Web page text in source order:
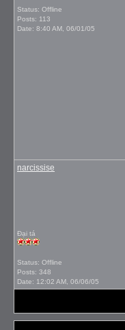
Status: Offline
Posts: 113
Date: 8:40 AM, 06/01/05
narcissise
Đại tá
Status: Offline
Posts: 348
Date: 12:02 AM, 06/06/05